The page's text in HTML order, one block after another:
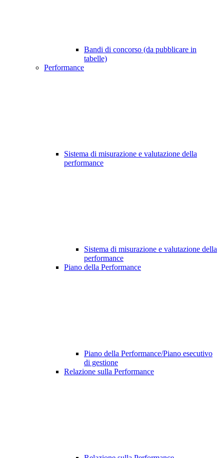
Bandi di concorso (da pubblicare in
tabelle)
Performance
Sistema di misurazione e valutazione della
performance
Sistema di misurazione e valutazione della
performance
Piano della Performance
Piano della Performance/Piano esecutivo
di gestione
Relazione sulla Performance